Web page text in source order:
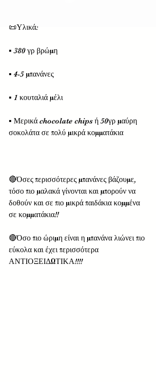
📜Υλικά:
▪️ 380 γρ βρώμη
▪️ 4-5 μπανάνες
▪️ 1 κουταλιά μέλι
▪️ Μερικά chocolate chips ή 50γρ μαύρη
σοκολάτα σε πολύ μικρά κομματάκια
🔴Όσες περισσότερες μπανάνες βάζουμε,
τόσο πιο μαλακά γίνονται και μπορούν να
δοθούν και σε πιο μικρά παιδάκια κομμένα
σε κομματάκια!!
🔴Όσο πιο ώριμη είναι η μπανάνα λιώνει πιο
εύκολα και έχει περισσότερα
ΑΝΤΙΟΞΕΙΔΩΤΙΚΑ!!!!